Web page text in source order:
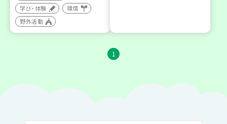
学び・体験
環境
野外活動
1